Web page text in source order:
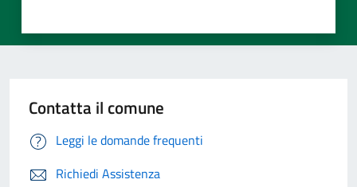
Contatta il comune
Leggi le domande frequenti
Richiedi Assistenza